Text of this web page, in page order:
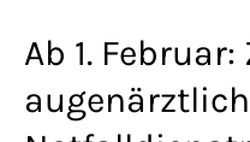
Lorem ipsum dolor
Ab 1.